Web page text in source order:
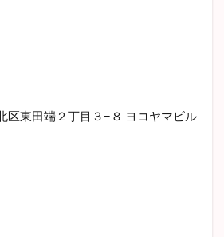
区東田端２丁目３−８ ヨコヤマビル